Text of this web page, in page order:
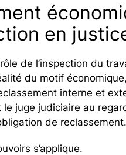
en
de l’inspection du
du motif
interne et
juge judiciaire au
de reclassement.
s’applique.